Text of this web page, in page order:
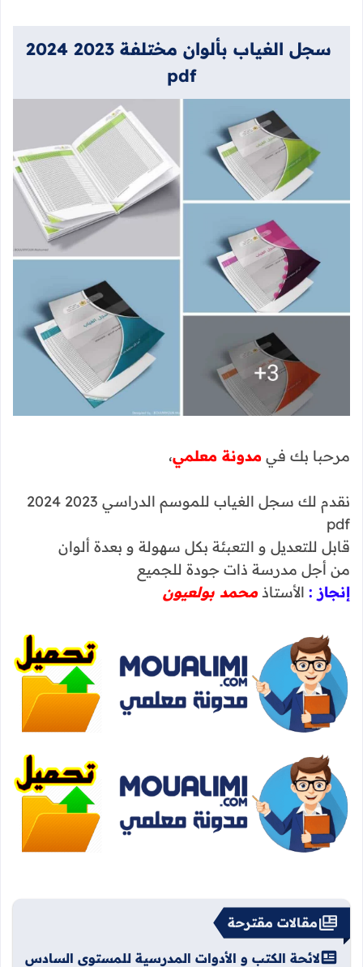
سجل الغياب بألوان مختلفة 2023 2024
pdf
مرحبا بك في مدونة معلمي،
نقدم لك سجل الغياب للموسم الدراسي 2023 2024
pdf
قابل للتعديل و التعبئة بكل سهولة و بعدة ألوان
من أجل مدرسة ذات جودة للجميع
إنجاز : الأستاذ محمد بولعيون
مقالات مقترحة
لائحة الكتب و الأدوات المدرسية للمستوى السادس